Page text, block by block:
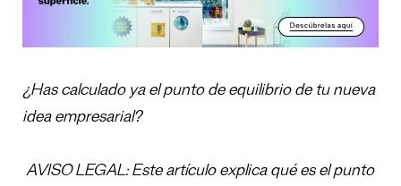
¿Has calculado ya el punto de equilibrio de tu nueva
idea empresarial?
AVISO LEGAL: Este artículo explica qué es el punto